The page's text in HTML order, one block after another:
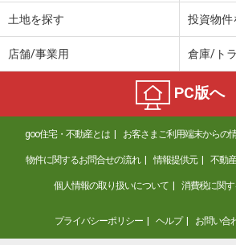
土地を探す 投資物件
店舗/事業用 倉庫/ト
PC版へ
goo住宅・不動産とは お客さまご利用端末からの
物件に関するお問合せの流れ 情報提供元 不動
個人情報の取り扱いについて 消費税に関
プライバシーポリシー ヘルプ お問い合